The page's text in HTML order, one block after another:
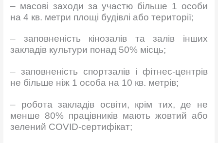
– масові заходи за участю більше 1 особи
на 4 кв. метри площі будівлі або території;
– заповненість кінозалів та залів інших
закладів культури понад 50% місць;
– заповненість спортзалів і фітнес-центрів
не більше ніж 1 особа на 10 кв. метрів;
– робота закладів освіти, крім тих, де не
менше 80% працівників мають жовтий або
зелений COVID-сертифікат;